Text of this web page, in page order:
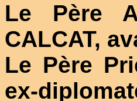
Le Père
CALCAT,
Le Père
ex-